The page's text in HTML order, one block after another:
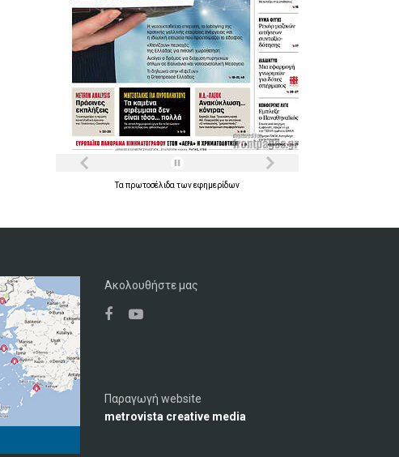
Τα πρωτοσέλιδα τωνεφημερίδων
Ακολουθήστε μας
Παραγωγή website
metrovista creative media